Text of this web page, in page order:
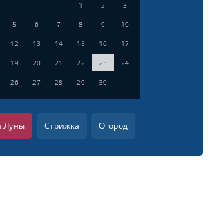
1 2
3
5 6 7 8 9
10
12 13 14 15 16
17
19 20 21 22 23
24
26 27 28 29 30
Луны Стрижка Огород